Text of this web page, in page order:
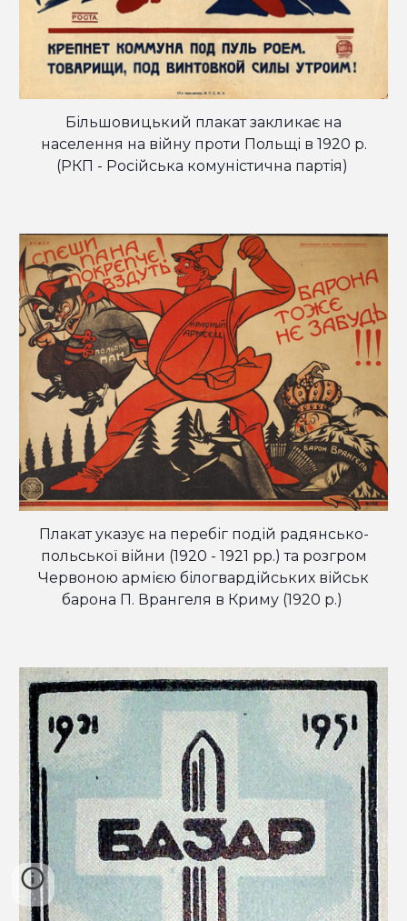
Більшовицький плакат закликає на
населення на війну проти Польщі в 1920 р.
(РКП - Російська комуністична партія)
Плакат указує на перебіг подій радянсько-
польської війни (1920 - 1921 рр.) та розгром
Червоною армією білогвардійських військ
барона П. Врангеля в Криму (1920 р.)